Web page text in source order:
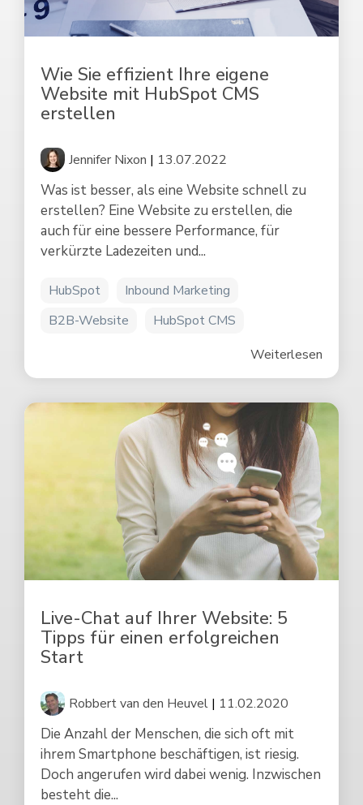
Wie Sie effizient Ihre eigene
Website mit HubSpot CMS
erstellen
Jennifer Nixon | 13.07.2022
Was ist besser, als eine Website schnell zu
erstellen? Eine Website zu erstellen, die
auch für eine bessere Performance, für
verkürzte Ladezeiten und...
HubSpot
Inbound Marketing
B2B-Website
HubSpot CMS
Weiterlesen
Live-Chat auf Ihrer Website: 5
Tipps für einen erfolgreichen
Start
Robbert van den Heuvel | 11.02.2020
Die Anzahl der Menschen, die sich oft mit
ihrem Smartphone beschäftigen, ist riesig.
Doch angerufen wird dabei wenig. Inzwischen
besteht die...